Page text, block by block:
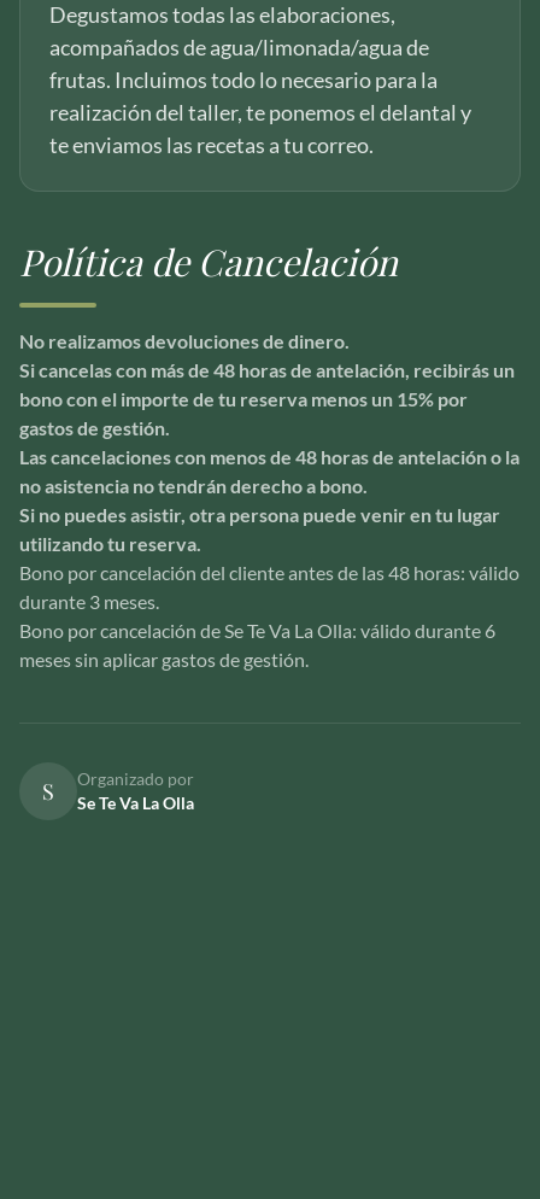
Degustamos todas las elaboraciones,
acompañados de agua/limonada/agua de
frutas. Incluimos todo lo necesario para la
realización del taller, te ponemos el delantal y
te enviamos las recetas a tu correo.
Política de Cancelación
No realizamos devoluciones de dinero.
Si cancelas con más de 48 horas de antelación, recibirás un
bono con el importe de tu reserva menos un 15% por
gastos de gestión.
Las cancelaciones con menos de 48 horas de antelación o la
no asistencia no tendrán derecho a bono.
Si no puedes asistir, otra persona puede venir en tu lugar
utilizando tu reserva.
Bono por cancelación del cliente antes de las 48 horas: válido
durante 3 meses.
Bono por cancelación de Se Te Va La Olla: válido durante 6
meses sin aplicar gastos de gestión.
S
Organizado por
Se Te Va La Olla